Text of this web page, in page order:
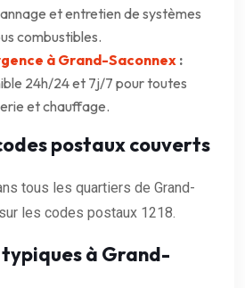
et entretien de systèmes
combustibles.
à Grand-Saconnex :
24h/24 et 7j/7 pour toutes
et chauffage.
postaux couverts
tous les quartiers de Grand-
les codes postaux 1218.
à Grand-